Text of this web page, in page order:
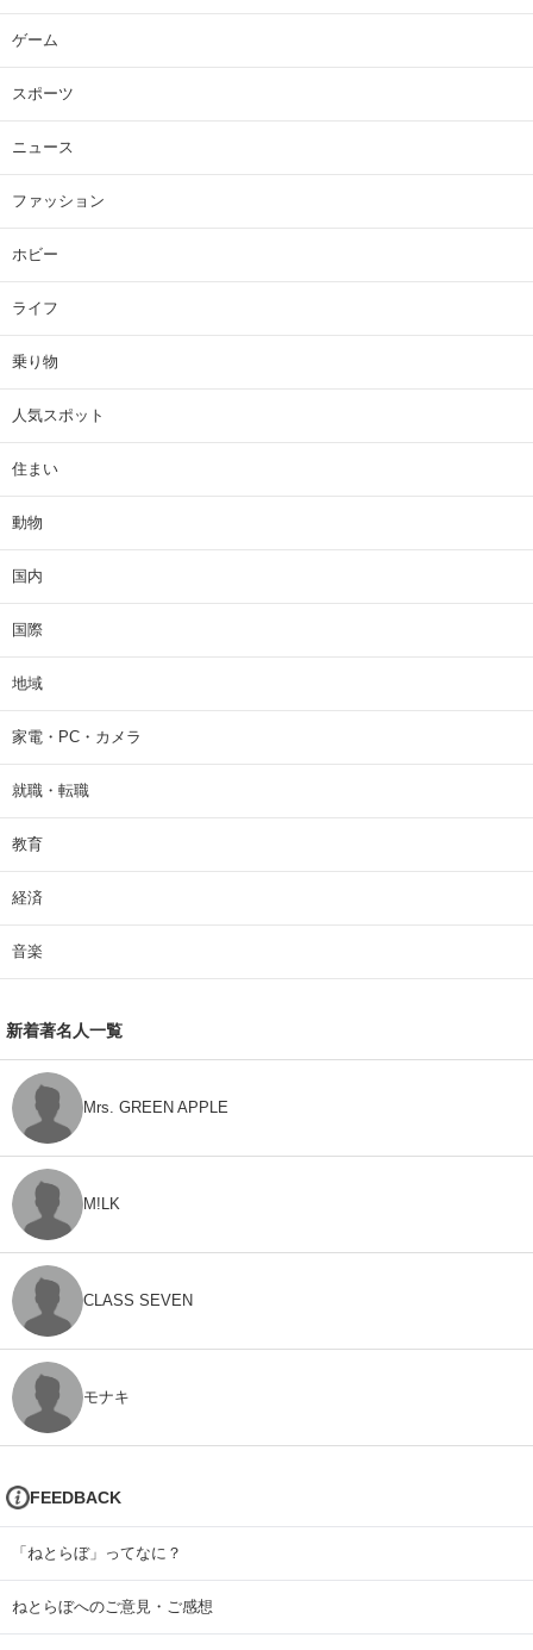
ゲーム
スポーツ
ニュース
ファッション
ホビー
ライフ
乗り物
人気スポット
住まい
動物
国内
国際
地域
家電・PC・カメラ
就職・転職
教育
経済
音楽
新着著名人一覧
Mrs. GREEN APPLE
M!LK
CLASS SEVEN
モナキ
FEEDBACK
「ねとらぼ」ってなに？
ねとらぼへのご意見・ご感想